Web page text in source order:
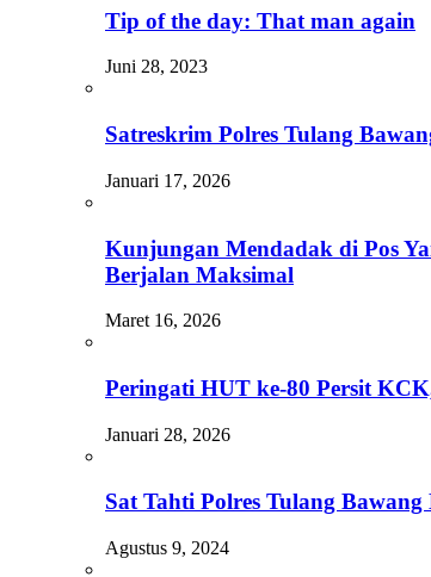
Tip of the day: That man again
Juni 28, 2023
Satreskrim Polres Tulang
Januari 17, 2026
Kunjungan Mendadak di Pos
Berjalan Maksimal
Maret 16, 2026
Peringati HUT ke-80 Persit
Januari 28, 2026
Sat Tahti Polres Tulang
Agustus 9, 2024